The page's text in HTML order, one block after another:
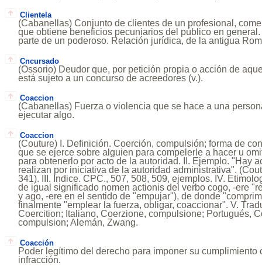
Clientela
(Cabanellas) Conjunto de clientes de un profesional,
que obtiene beneficios pecuniarios del público en
parte de un poderoso. Relación jurídica, de la antigua
Cncursado
(Ossorio) Deudor que, por petición propia o acción de
está sujeto a un concurso de acreedores (v.).
Coaccion
(Cabanellas) Fuerza o violencia que se hace a una
ejecutar algo.
Coaccion
(Couture) I. Definición. Coerción, compulsión; forma de
que se ejerce sobre alguien para compelerle a hacer u
para obtenerlo por acto de la autoridad. II. Ejemplo. "Hay
realizan por iniciativa de la autoridad administrativa".
341). III. Indice. CPC., 507, 508, 509, ejemplos. IV.
de igual significado nomen actionis del verbo cogo, -ere
y ago, -ere en el sentido de "empujar"), de donde
finalmente "emplear la fuerza, obligar, coaccionar". V.
Coercition; Italiano, Coerzione, compulsione; Portugués,
compulsion; Alemán, Zwang.
Coacción
Poder legítimo del derecho para imponer su cumplimiento
infracción.